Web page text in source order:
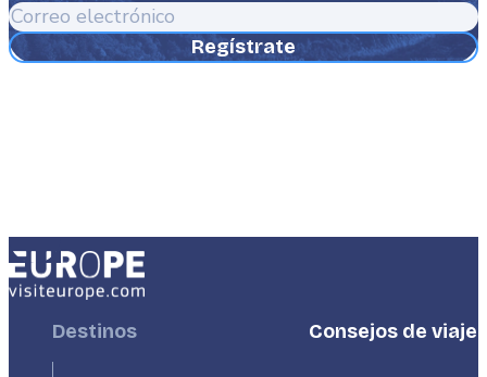
Correo
electrónico
FooterDestinos
FooterConsejos de viaje